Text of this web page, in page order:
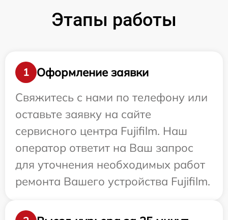
Этапы работы
1
Оформление заявки
Свяжитесь с нами по телефону или
оставьте заявку на сайте
сервисного центра Fujifilm. Наш
оператор ответит на Ваш запрос
для уточнения необходимых работ
ремонта Вашего устройства Fujifilm.